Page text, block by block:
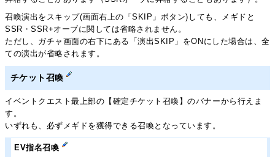
召喚演出をスキップ(画面右上の「SKIP」ボタン)しても、メギドと
SSR・SSR+オーブに関しては省略されません。
ただし、ガチャ画面の右下にある「演出SKIP」をONにした場合は、全
ての演出が省略されます。
チケット召喚
イベントクエスト最上部の【確定チケット召喚】のバナーから行えま
す。
いずれも、必ずメギドを獲得できる召喚となっています。
EV指名召喚